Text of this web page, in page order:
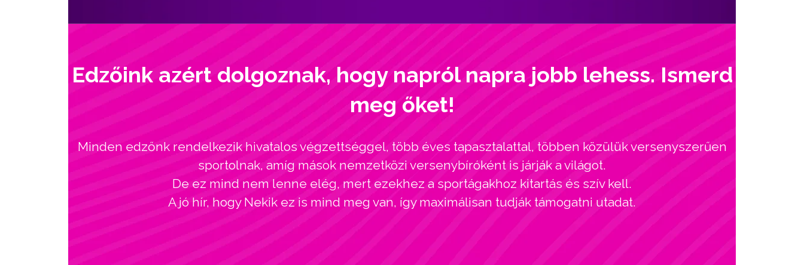
Edzőink azért dolgoznak, hogy napról napra jobb lehess. Ismerd
meg őket!
Minden edzőnk rendelkezik hivatalos végzettséggel, több éves tapasztalattal, többen közülük versenyszerűen
sportolnak, amíg mások nemzetközi versenybíróként is járják a világot.
De ez mind nem lenne elég, mert ezekhez a sportágakhoz kitartás és szív kell.
A jó hír, hogy Nekik ez is mind meg van, így maximálisan tudják támogatni utadat.